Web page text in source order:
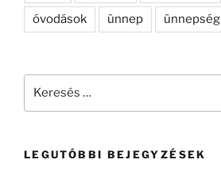
óvodások ünnep ünnepség
LEGUTÓBBI BEJEGYZÉSEK